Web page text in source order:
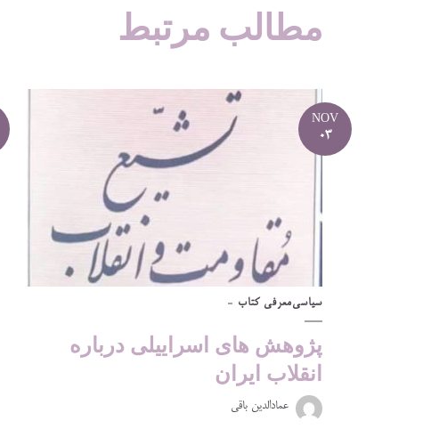
مطالب مرتبط
NOV
03
سیاسیمعرفی کتاب
پژوهش های اسراییلی درباره
انقلاب ایران
عمادالدین باقی